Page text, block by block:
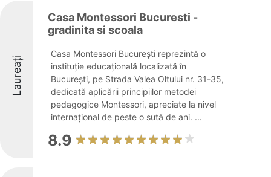
Laureați
Casa Montessori Bucuresti -
gradinita si scoala
Casa Montessori București reprezintă o
instituție educațională localizată în
București, pe Strada Valea Oltului nr. 31-35,
dedicată aplicării principiilor metodei
pedagogice Montessori, apreciate la nivel
internațional de peste o sută de ani. ...
8.9